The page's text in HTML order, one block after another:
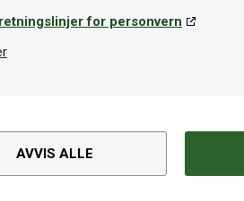
for personvern
AVVIS ALLE
table cover.
Varemerke